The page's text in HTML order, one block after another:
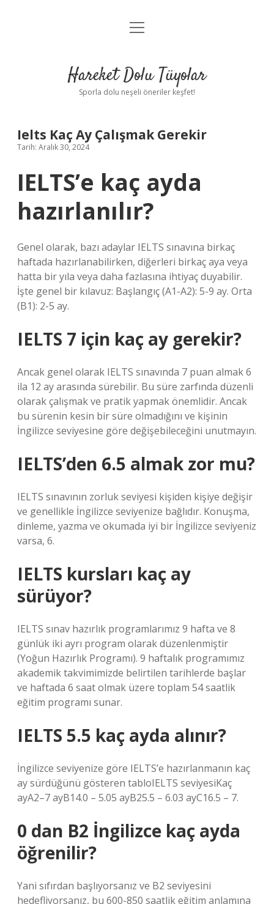
Anasayfa
Yasal Uyarı
menüyü
Hareket Dolu Tüyolar
Sporla dolu neşeli öneriler keşfet!
Ielts Kaç Ay Çalışmak Gerekir
Tarih: Aralık 30, 2024
IELTS’e kaç ayda
hazırlanılır?
Genel olarak, bazı adaylar IELTS sınavına birkaç
haftada hazırlanabilirken, diğerleri birkaç aya veya
hatta bir yıla veya daha fazlasına ihtiyaç duyabilir.
İşte genel bir kılavuz: Başlangıç ​​(A1-A2): 5-9 ay. Orta
(B1): 2-5 ay.
IELTS 7 için kaç ay gerekir?
Ancak genel olarak IELTS sınavında 7 puan almak 6
ila 12 ay arasında sürebilir. Bu süre zarfında düzenli
olarak çalışmak ve pratik yapmak önemlidir. Ancak
bu sürenin kesin bir süre olmadığını ve kişinin
İngilizce seviyesine göre değişebileceğini unutmayın.
IELTS’den 6.5 almak zor mu?
IELTS sınavının zorluk seviyesi kişiden kişiye değişir
ve genellikle İngilizce seviyenize bağlıdır. Konuşma,
dinleme, yazma ve okumada iyi bir İngilizce seviyeniz
varsa, 6.
IELTS kursları kaç ay
sürüyor?
IELTS sınav hazırlık programlarımız 9 hafta ve 8
günlük iki ayrı program olarak düzenlenmiştir
(Yoğun Hazırlık Programı). 9 haftalık programımız
akademik takvimimizde belirtilen tarihlerde başlar
ve haftada 6 saat olmak üzere toplam 54 saatlik
eğitim programı sunar.
IELTS 5.5 kaç ayda alınır?
İngilizce seviyenize göre IELTS’e hazırlanmanın kaç
ay sürdüğünü gösteren tabloIELTS seviyesiKaç
ayA2–7 ayB14.0 – 5.05 ayB25.5 – 6.03 ayC16.5 – 7.
0 dan B2 İngilizce kaç ayda
öğrenilir?
Yani sıfırdan başlıyorsanız ve B2 seviyesini
hedefliyorsanız, bu 600-850 saatlik eğitim anlamına